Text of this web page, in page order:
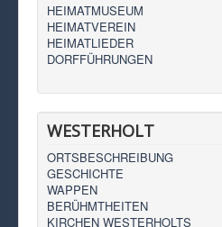
HEIMATMUSEUM
HEIMATVEREIN
HEIMATLIEDER
DORFFÜHRUNGEN
WESTERHOLT
ORTSBESCHREIBUNG
GESCHICHTE
WAPPEN
BERÜHMTHEITEN
KIRCHEN WESTERHOLTS